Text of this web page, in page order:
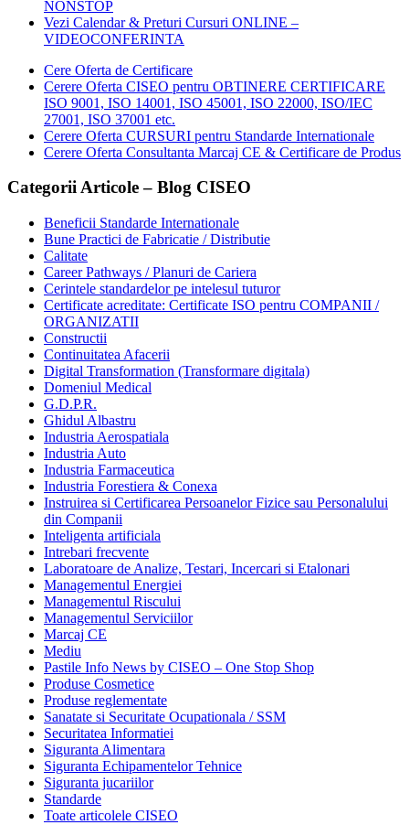
NONSTOP
Vezi Calendar & Preturi Cursuri ONLINE –
VIDEOCONFERINTA
Cere Oferta de Certificare
Cerere Oferta CISEO pentru OBTINERE CERTIFICARE
ISO 9001, ISO 14001, ISO 45001, ISO 22000, ISO/IEC
27001, ISO 37001 etc.
Cerere Oferta CURSURI pentru Standarde Internationale
Cerere Oferta Consultanta Marcaj CE & Certificare de Produs
Categorii Articole – Blog CISEO
Beneficii Standarde Internationale
Bune Practici de Fabricatie / Distributie
Calitate
Career Pathways / Planuri de Cariera
Cerintele standardelor pe intelesul tuturor
Certificate acreditate: Certificate ISO pentru COMPANII /
ORGANIZATII
Constructii
Continuitatea Afacerii
Digital Transformation (Transformare digitala)
Domeniul Medical
G.D.P.R.
Ghidul Albastru
Industria Aerospatiala
Industria Auto
Industria Farmaceutica
Industria Forestiera & Conexa
Instruirea si Certificarea Persoanelor Fizice sau Personalului
din Companii
Inteligenta artificiala
Intrebari frecvente
Laboratoare de Analize, Testari, Incercari si Etalonari
Managementul Energiei
Managementul Riscului
Managementul Serviciilor
Marcaj CE
Mediu
Pastile Info News by CISEO – One Stop Shop
Produse Cosmetice
Produse reglementate
Sanatate si Securitate Ocupationala / SSM
Securitatea Informatiei
Siguranta Alimentara
Siguranta Echipamentelor Tehnice
Siguranta jucariilor
Standarde
Toate articolele CISEO